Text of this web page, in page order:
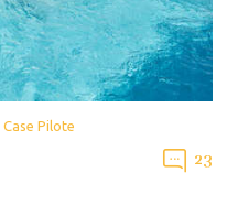
Pilote
23